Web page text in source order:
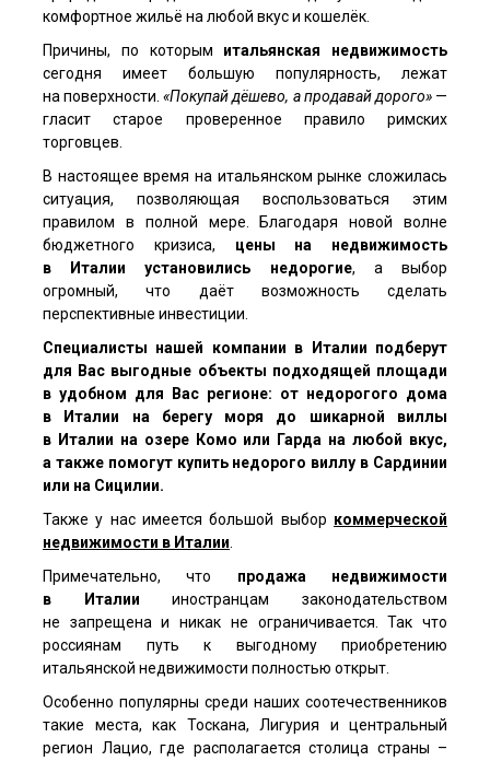
комфортное жильё на любой вкус и кошелёк.
Причины, по которым итальянская недвижимость
сегодня имеет большую популярность, лежат
на поверхности.«Покупай дёшево, а продавай дорого»—
гласит старое проверенное правило римских
торговцев.
В настоящее время на итальянском рынке сложилась
ситуация, позволяющая воспользоваться этим
правилом в полной мере. Благодаря новой волне
бюджетного кризиса, цены на недвижимость
в Италии установились недорогие, а выбор
огромный, что даёт возможность сделать
перспективные инвестиции.
Специалисты нашей компании в Италии подберут
для Вас выгодные объекты подходящей площади
в удобном для Вас регионе: от недорогого дома
в Италии на берегу моря до шикарной виллы
в Италии на озере Комо или Гарда на любой вкус,
а также помогут купить недорого виллу в Сардинии
или на Сицилии.
Также у нас имеется большой выбор коммерческой
недвижимости в Италии
Примечательно, что продажа недвижимости
в Италии иностранцам законодательством
не запрещена и никак не ограничивается. Так что
россиянам путь к выгодному приобретению
итальянской недвижимости полностью открыт.
Особенно популярны среди наших соотечественников
такие места, как Тоскана, Лигурия и центральный
регион Лацио, где располагается столица страны –